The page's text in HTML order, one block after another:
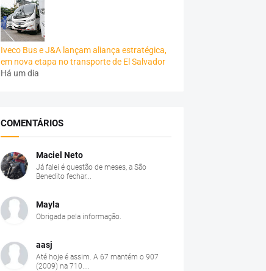
Iveco Bus e J&A lançam aliança estratégica,
em nova etapa no transporte de El Salvador
Há um dia
COMENTÁRIOS
Maciel Neto
Já falei é questão de meses, a São
Benedito fechar...
Mayla
Obrigada pela informação.
aasj
Até hoje é assim. A 67 mantém o 907
(2009) na 710....